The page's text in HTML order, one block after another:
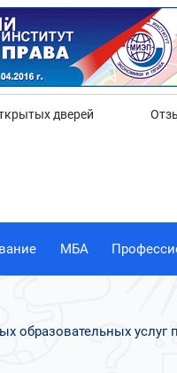
дверей
МБА
образовательных